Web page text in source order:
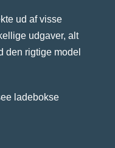
ud af visse
udgaver, alt
den rigtige model
ladebokse